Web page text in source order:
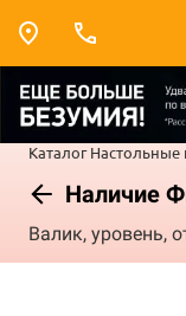
Каталог Настольные
Наличие
Валик, уровень,